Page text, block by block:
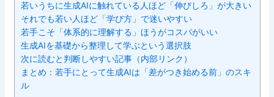
若いうちに生成AIに触れている人ほど「伸びしろ」が大きい
それでも若い人ほど「学び方」で迷いやすい
若手こそ「体系的に理解する」ほうがコスパがいい
生成AIを基礎から整理して学ぶという選択肢
次に読むと判断しやすい記事（内部リンク）
まとめ：若手にとって生成AIは「差がつき始める前」のスキ
ル